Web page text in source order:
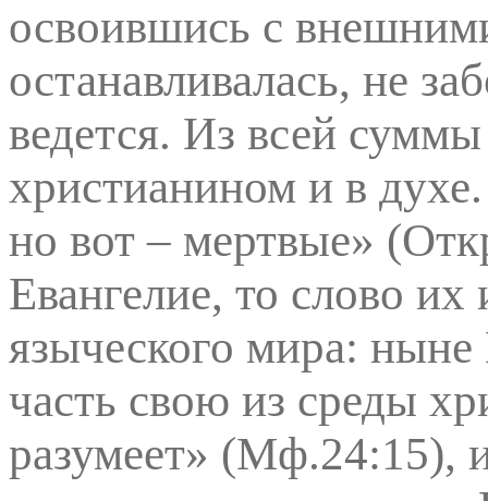
освоившись с
останавливалась, не
ведется. Из всей
христианином и в
но вот – мертвые»
Евангелие, то слово
языческого мира: ныне
часть свою из среды
разумеет» (Мф.24:15), и